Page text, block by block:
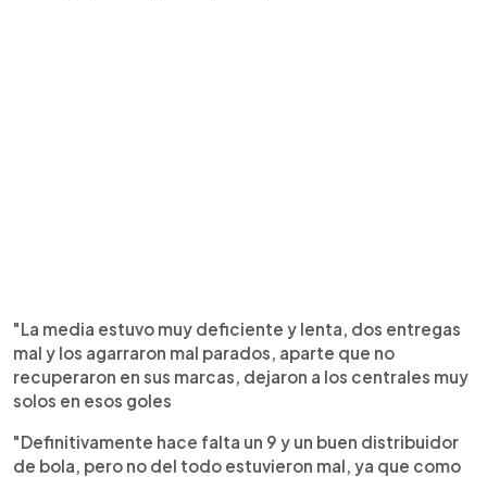
"La media estuvo muy deficiente y lenta, dos entregas
mal y los agarraron mal parados, aparte que no
recuperaron en sus marcas, dejaron a los centrales muy
solos en esos goles
"Definitivamente hace falta un 9 y un buen distribuidor
de bola, pero no del todo estuvieron mal, ya que como